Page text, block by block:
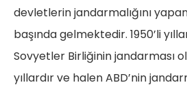
devletlerin jandarmalığını
başında gelmektedir. 1950’li
Sovyetler Birliğinin jandarması
yıllardır ve halen ABD’nin